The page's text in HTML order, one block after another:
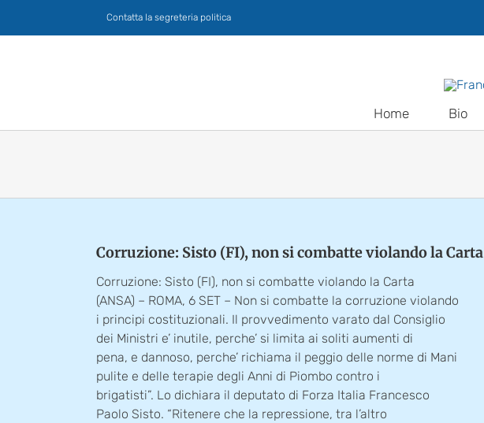
Contatta la segreteria politica
Home Bio
Corruzione: Sisto (FI), non si combatte violando la Carta
Corruzione: Sisto (FI), non si combatte violando la Carta
(ANSA) – ROMA, 6 SET – Non si combatte la corruzione violando
i principi costituzionali. Il provvedimento varato dal Consiglio
dei Ministri e’ inutile, perche’ si limita ai soliti aumenti di
pena, e dannoso, perche’ richiama il peggio delle norme di Mani
pulite e delle terapie degli Anni di Piombo contro i
brigatisti”. Lo dichiara il deputato di Forza Italia Francesco
Paolo Sisto. “Ritenere che la repressione, tra l’altro